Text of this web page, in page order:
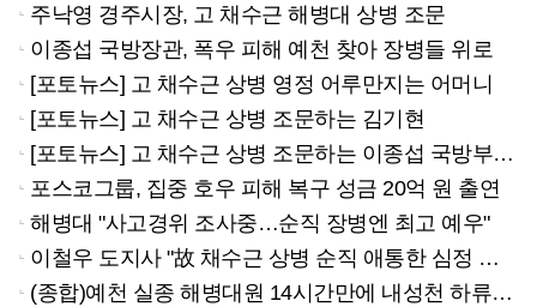
주낙영 경주시장, 고 채수근 해병대 상병 조문
이종섭 국방장관, 폭우 피해 예천 찾아 장병들 위로
[포토뉴스] 고 채수근 상병 영정 어루만지는 어머니
[포토뉴스] 고 채수근 상병 조문하는 김기현
[포토뉴스] 고 채수근 상병 조문하는 이종섭 국방부 장관
포스코그룹, 집중 호우 피해 복구 성금 20억 원 출연
해병대 "사고경위 조사중…순직 장병엔 최고 예우"
이철우 도지사 "故 채수근 상병 순직 애통한 심정 금할 길 없다"
(종합)예천 실종 해병대원 14시간만에 내성천 하류서 심정지 상태로 발견